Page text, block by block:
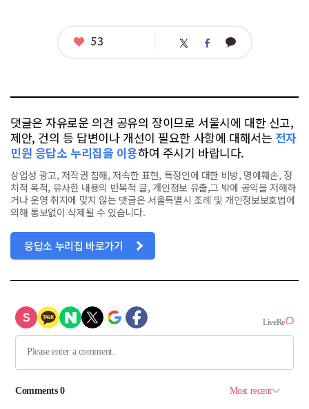
좋
53 트 페 카
댓글은 자유로운 의견 공유의 장이므로 서울시에 대한 신고,
제안, 건의 등 답변이나 개선이 필요한 사항에 대해서는 전자
민원 응답소 누리집을 이용하여 주시기 바랍니다.
상업성 광고, 저작권 침해, 저속한 표현, 특정인에 대한 비방, 명예훼손, 정
치적 목적, 유사한 내용의 반복적 글, 개인정보 유출,그 밖에 공익을 저해하
거나 운영 취지에 맞지 않는 댓글은 서울특별시 조례 및 개인정보보호법에
의해 통보없이 삭제될 수 있습니다.
응답소 누리집 바로가기